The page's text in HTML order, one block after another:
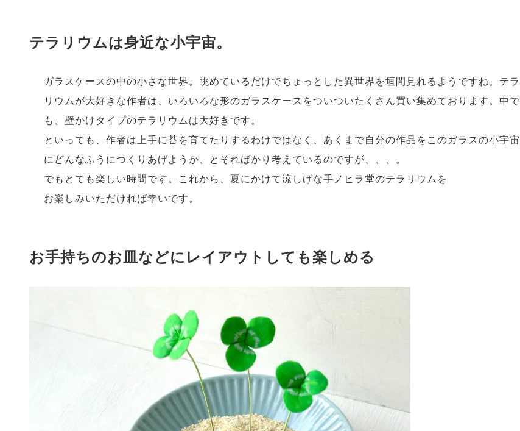
テラリウムは身近な小宇宙。
ガラスケースの中の小さな世界。眺めているだけでちょっとした異世界を垣間見れるようですね。テラ
リウムが大好きな作者は、いろいろな形のガラスケースをついついたくさん買い集めております。中で
も、壁かけタイプのテラリウムは大好きです。
といっても、作者は上手に苔を育てたりするわけではなく、あくまで自分の作品をこのガラスの小宇宙
にどんなふうにつくりあげようか、とそればかり考えているのですが、、、。
でもとても楽しい時間です。これから、夏にかけて涼しげな手ノヒラ堂のテラリウムを
お楽しみいただければ幸いです。
お手持ちのお皿などにレイアウトしても楽しめる